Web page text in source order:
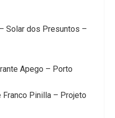
Solar dos Presuntos –
Apego – Porto
Pinilla – Projeto